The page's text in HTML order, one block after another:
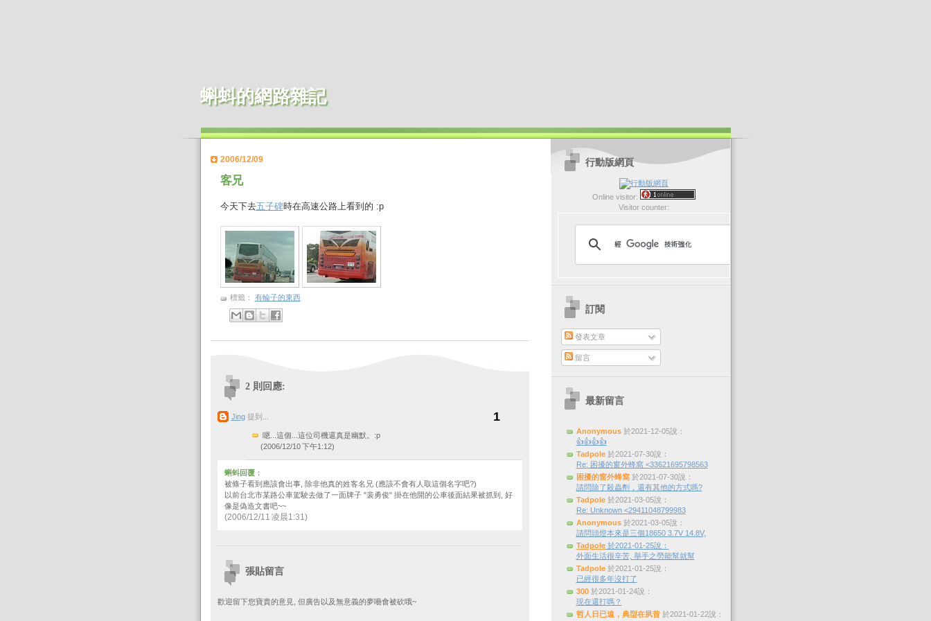
蝌蚪的網路雜記
2006/12/09
客兄
今天下去五子碑時在高速公路上看到的 :p
標籤： 有輪子的東西
2 則回應:
Jing提到... 1
嗯...這個...這位司機還真是幽默。:p
(2006/12/10 下午1:12)
蝌蚪回覆：
被條子看到應該會出事, 除非他真的姓客名兄 (應該不會有人取這個名字吧?)
以前台北市某路公車駕駛去做了一面牌子 "裴勇俊" 掛在他開的公車後面結果被抓到, 好
像是偽造文書吧~~
(2006/12/11 凌晨1:31)
張貼留言
歡迎留下您寶貴的意見, 但廣告以及無意義的夢囈會被砍哦~
行動版網頁
Online visitor:
Visitor counter:
訂閱
發表文章
留言
最新留言
Anonymous於2021-12-05說：
👍👍👍👍
Tadpole於2021-07-30說：
Re: 困擾的窗外蜂窩 <33621695798563
困擾的窗外蜂窩於2021-07-30說：
請問除了殺蟲劑，還有其他的方式嗎?
Tadpole於2021-03-05說：
Re: Unknown <29411048799983
Anonymous於2021-03-05說：
請問頭燈本來是三個18650 3.7V 14.8V,
Tadpole於2021-01-25說：
外面生活很辛苦, 舉手之勞能幫就幫
Tadpole於2021-01-25說：
已經很多年沒打了
300於2021-01-24說：
現在還打嗎？
哲人日已遠，典型在夙昔於2021-01-22說：